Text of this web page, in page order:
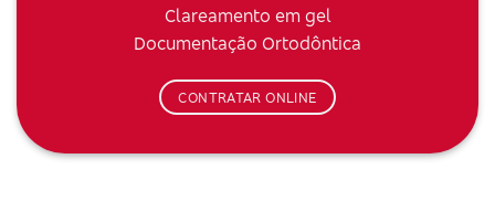
Clareamento em gel
Documentação Ortodôntica
CONTRATAR ONLINE